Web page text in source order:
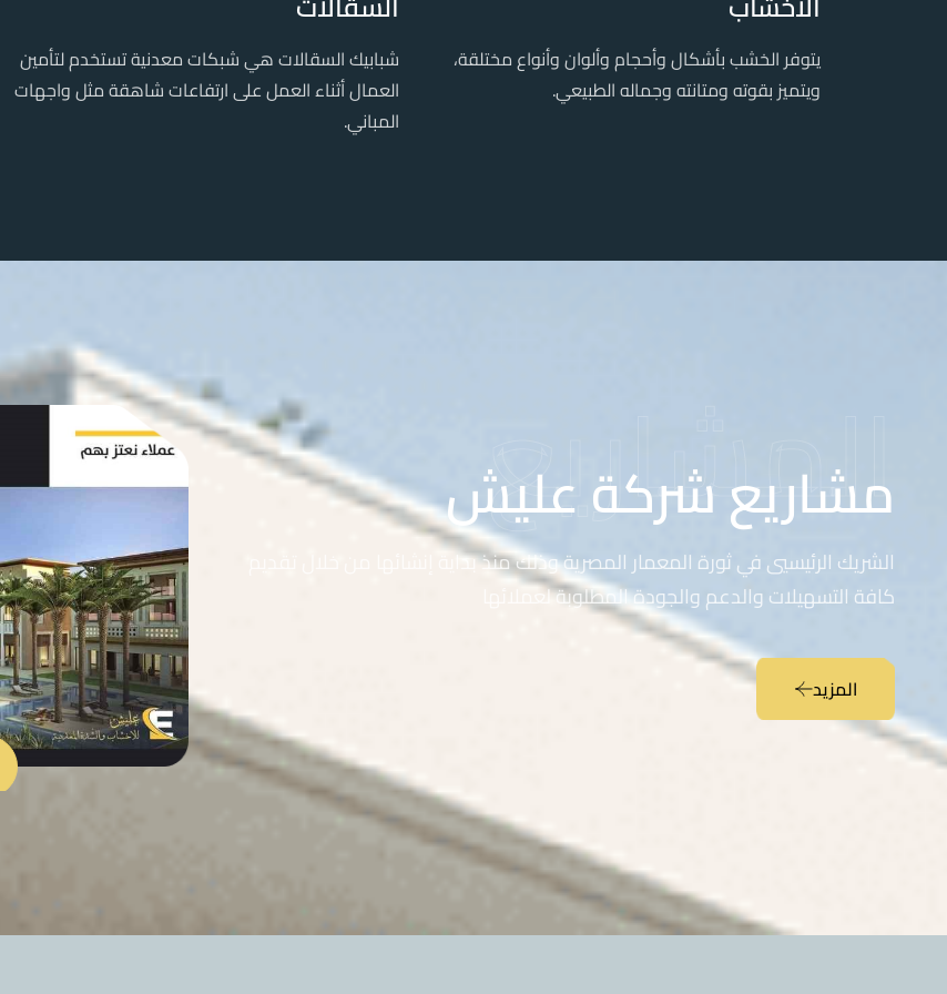
يتوفر الخشب بأشكال وأحجام وألوان وأنواع مختلقة،
ويتميز بقوته ومتانته وجماله الطبيعي.
شبابيك السقالات هي شبكات معدنية تستخدم لتأمين
العمال أثناء العمل على ارتفاعات شاهقة مثل واجهات
المباني.
المشاريع
مشاريع شركة عليش
الشريك الرئيسيي في ثورة المعمار المصرية وذلك منذ بداية إنشائها من خلال تقديم
كافة التسهيلات والدعم والجودة المطلوبة لعملائها
المزيد